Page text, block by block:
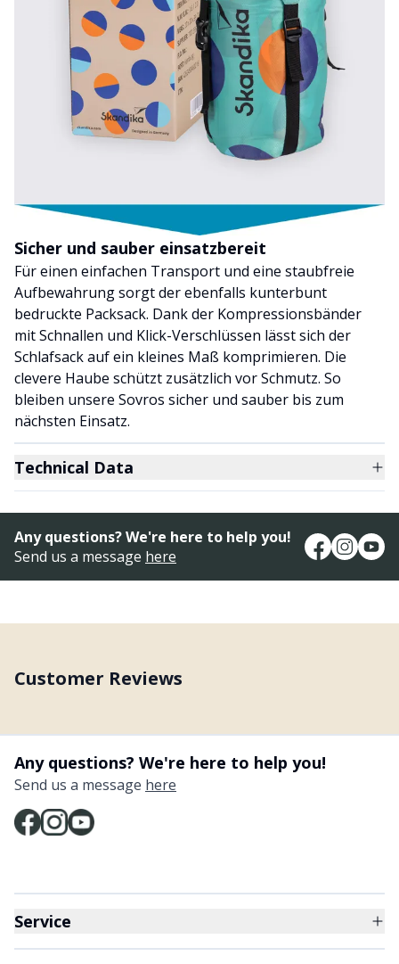
Sicher und sauber einsatzbereit
Für einen einfachen Transport und eine staubfreie
Aufbewahrung sorgt der ebenfalls kunterbunt
bedruckte Packsack. Dank der Kompressionsbänder
mit Schnallen und Klick-Verschlüssen lässt sich der
Schlafsack auf ein kleines Maß komprimieren. Die
clevere Haube schützt zusätzlich vor Schmutz. So
bleiben unsere Sovros sicher und sauber bis zum
nächsten Einsatz.
Technical Data
Any questions? We're here to help you!
Send us a message here
Customer Reviews
Any questions? We're here to help you!
Send us a message here
Service